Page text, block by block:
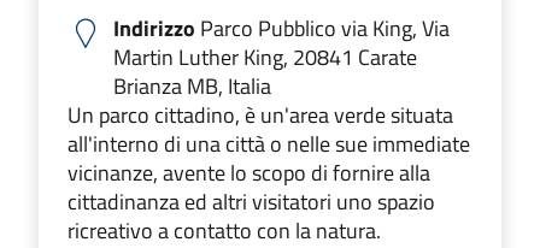
Indirizzo Parco Pubblico via King, Via
Martin Luther King, 20841 Carate
Brianza MB, Italia
Un parco cittadino, è un'area verde situata
all'interno di una città o nelle sue immediate
vicinanze, avente lo scopo di fornire alla
cittadinanza ed altri visitatori uno spazio
ricreativo a contatto con la natura.